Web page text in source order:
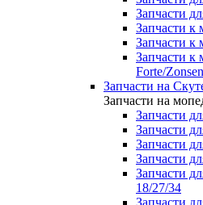
Запчасти
Запчасти к
Запчасти к
Запчасти к
Forte/
Запчасти на
Запчасти на
Запчасти
Запчасти
Запчасти
Запчасти
Запчасти
18/27/34
Запчасти